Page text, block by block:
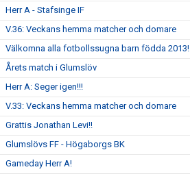
Herr A - Stafsinge IF
V.36: Veckans hemma matcher och domare
Välkomna alla fotbollssugna barn födda 2013!
Årets match i Glumslöv
Herr A: Seger igen!!!
V.33: Veckans hemma matcher och domare
Grattis Jonathan Levi!!
Glumslövs FF - Högaborgs BK
Gameday Herr A!